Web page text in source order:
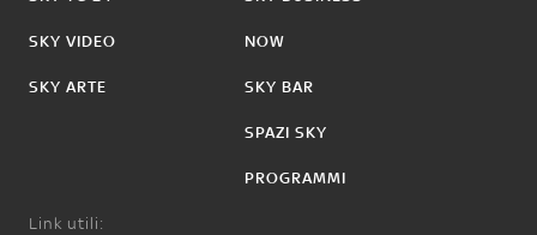
SKY VIDEO
SKY ARTE
NOW
SKY BAR
SPAZI SKY
PROGRAMMI
Link utili: